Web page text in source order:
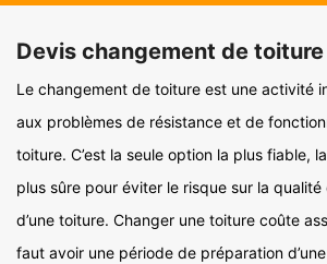
Devis changement de toiture
Le changement de toiture est une activité
aux problèmes de résistance et de
toiture. C’est la seule option la plus fiable,
plus sûre pour éviter le risque sur la
d’une toiture. Changer une toiture coûte
faut avoir une période de préparation